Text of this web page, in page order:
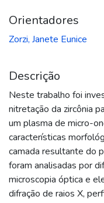
Orientadores
Zorzi, Janete Eunice
Descrição
Neste trabalho foi
nitretação da zircônia
um plasma de micro-
características
camada resultante do
foram analisadas por
microscopia óptica e
difração de raios X,